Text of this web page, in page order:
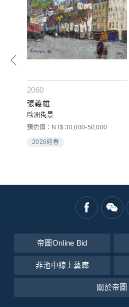
2060
張義雄
歐洲街景
預估價：NT$ 30,000-50,000
2026迎春
帝圖Online Bid
非池中線上藝廊
關於帝圖